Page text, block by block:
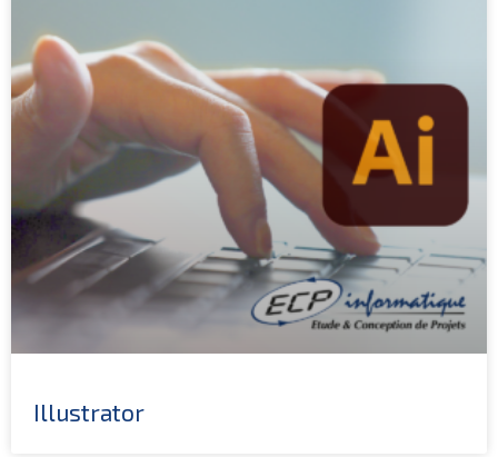
Illustrator